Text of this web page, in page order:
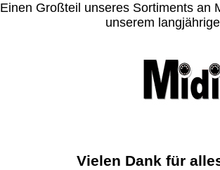
Einen Großteil unseres Sortiments an
unserem
Vielen Dank für